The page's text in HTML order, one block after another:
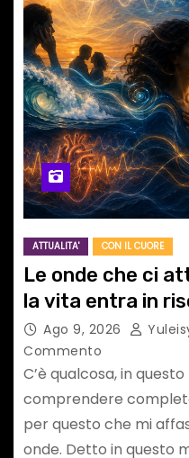
ATTUALITA' CON IL CUORE
Le onde che ci
la vita entra in
Ago 9, 2026
Commento
C’è qualcosa, in
comprendere
per questo che mi
onde. Detto in questo